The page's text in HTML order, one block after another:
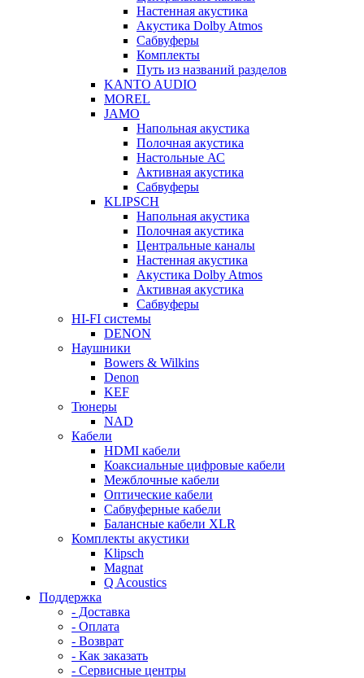
Настенная акустика
Акустика Dolby Atmos
Сабвуферы
Комплекты
Путь из названий разделов
KANTO AUDIO
MOREL
JAMO
Напольная акустика
Полочная акустика
Настольные АС
Активная акустика
Сабвуферы
KLIPSCH
Напольная акустика
Полочная акустика
Центральные каналы
Настенная акустика
Акустика Dolby Atmos
Активная акустика
Сабвуферы
HI-FI системы
DENON
Наушники
Bowers & Wilkins
Denon
KEF
Тюнеры
NAD
Кабели
HDMI кабели
Коаксиальные цифровые кабели
Межблочные кабели
Оптические кабели
Сабвуферные кабели
Балансные кабели XLR
Комплекты акустики
Klipsch
Magnat
Q Acoustics
Поддержка
- Доставка
- Оплата
- Возврат
- Как заказать
- Сервисные центры